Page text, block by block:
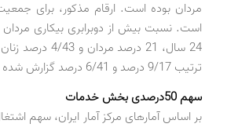
ترتیب 9/17 درصد و 6/41 درصد گزارش شده است.
سهم 50‌درصدی بخش خدمات